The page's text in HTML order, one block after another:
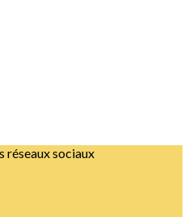
réseaux sociaux